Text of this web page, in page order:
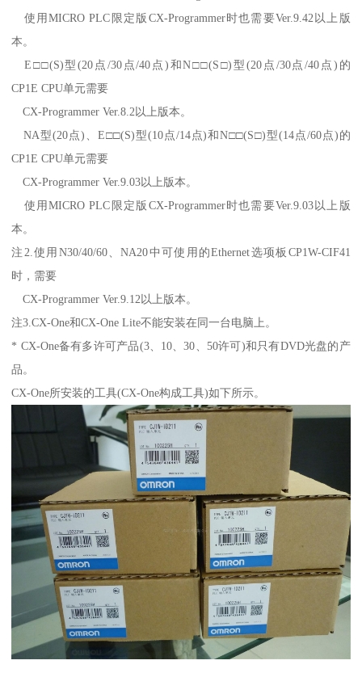
使用MICRO PLC限定版CX-Programmer时也需要Ver.9.42以上版
本。
E□□(S)型(20点/30点/40点)和N□□(S□)型(20点/30点/40点)的
CP1E CPU单元需要
CX-Programmer Ver.8.2以上版本。
NA型(20点)、E□□(S)型(10点/14点)和N□□(S□)型(14点/60点)的
CP1E CPU单元需要
CX-Programmer Ver.9.03以上版本。
使用MICRO PLC限定版CX-Programmer时也需要Ver.9.03以上版
本。
注2.使用N30/40/60、NA20中可使用的Ethernet选项板CP1W-CIF41
时，需要
CX-Programmer Ver.9.12以上版本。
注3.CX-One和CX-One Lite不能安装在同一台电脑上。
* CX-One备有多许可产品(3、10、30、50许可)和只有DVD光盘的产
品。
CX-One所安装的工具(CX-One构成工具)如下所示。